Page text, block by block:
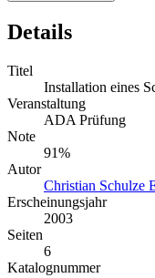
Details
Titel
Installation eines
Veranstaltung
ADA Prüfung
Note
91%
Autor
Christian Schulze
Erscheinungsjahr
2003
Seiten
6
Katalognummer